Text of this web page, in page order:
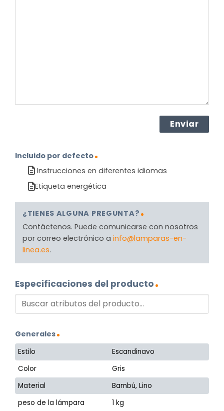
Incluido por defecto
Instrucciones en diferentes idiomas
Etiqueta energética
¿TIENES ALGUNA PREGUNTA?
Contáctenos. Puede comunicarse con nosotros
por correo electrónico a info@lamparas-en-
linea.es.
Especificaciones del producto
Generales
Estilo
Escandinavo
Color
Gris
Material
Bambú, Lino
peso de la lámpara
1 kg